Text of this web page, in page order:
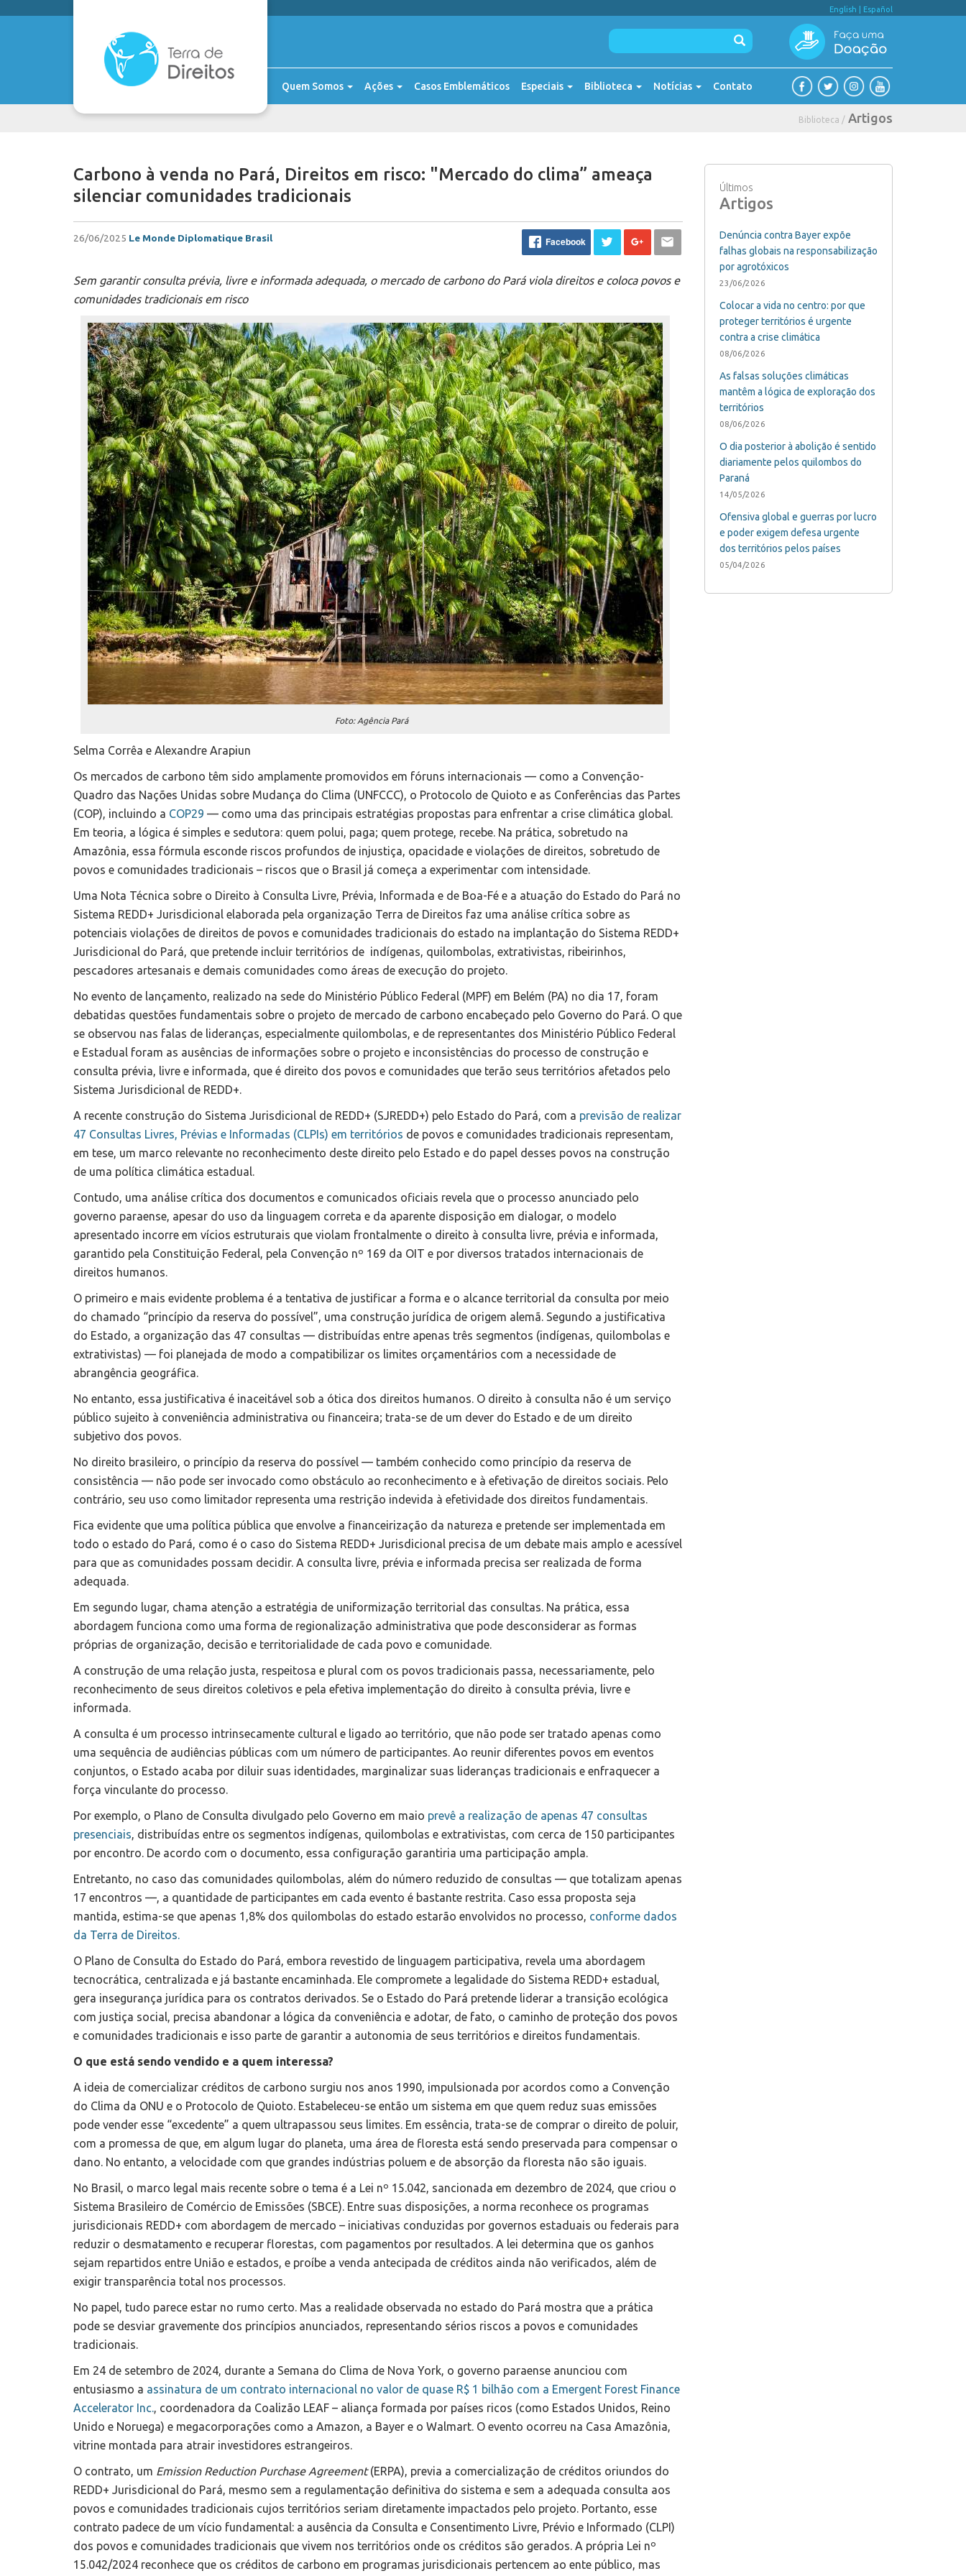
English Español
Quem Somos Ações Casos Emblemáticos Especiais Biblioteca Notícias Contato
Biblioteca / Artigos
Carbono à venda no Pará, Direitos em risco: "Mercado do clima” ameaça
silenciar comunidades tradicionais
26/06/2025 Le Monde Diplomatique Brasil Facebook
Sem garantir consulta prévia, livre e informada adequada, o mercado de carbono do Pará viola direitos e coloca povos e
comunidades tradicionais em risco
Foto: Agência Pará
Selma Corrêa e Alexandre Arapiun
Os mercados de carbono têm sido amplamente promovidos em fóruns internacionais — como a Convenção-
Quadro das Nações Unidas sobre Mudança do Clima (UNFCCC), o Protocolo de Quioto e as Conferências das Partes
(COP), incluindo a COP29 — como uma das principais estratégias propostas para enfrentar a crise climática global.
Em teoria, a lógica é simples e sedutora: quem polui, paga; quem protege, recebe. Na prática, sobretudo na
Amazônia, essa fórmula esconde riscos profundos de injustiça, opacidade e violações de direitos, sobretudo de
povos e comunidades tradicionais – riscos que o Brasil já começa a experimentar com intensidade.
Uma Nota Técnica sobre o Direito à Consulta Livre, Prévia, Informada e de Boa-Fé e a atuação do Estado do Pará no
Sistema REDD+ Jurisdicional elaborada pela organização Terra de Direitos faz uma análise crítica sobre as
potenciais violações de direitos de povos e comunidades tradicionais do estado na implantação do Sistema REDD+
Jurisdicional do Pará, que pretende incluir territórios de indígenas, quilombolas, extrativistas, ribeirinhos,
pescadores artesanais e demais comunidades como áreas de execução do projeto.
No evento de lançamento, realizado na sede do Ministério Público Federal (MPF) em Belém (PA) no dia 17, foram
debatidas questões fundamentais sobre o projeto de mercado de carbono encabeçado pelo Governo do Pará. O que
se observou nas falas de lideranças, especialmente quilombolas, e de representantes dos Ministério Público Federal
e Estadual foram as ausências de informações sobre o projeto e inconsistências do processo de construção e
consulta prévia, livre e informada, que é direito dos povos e comunidades que terão seus territórios afetados pelo
Sistema Jurisdicional de REDD+.
A recente construção do Sistema Jurisdicional de REDD+ (SJREDD+) pelo Estado do Pará, com a previsão de realizar
47 Consultas Livres, Prévias e Informadas (CLPIs) em territórios de povos e comunidades tradicionais representam,
em tese, um marco relevante no reconhecimento deste direito pelo Estado e do papel desses povos na construção
de uma política climática estadual.
Contudo, uma análise crítica dos documentos e comunicados oficiais revela que o processo anunciado pelo
governo paraense, apesar do uso da linguagem correta e da aparente disposição em dialogar, o modelo
apresentado incorre em vícios estruturais que violam frontalmente o direito à consulta livre, prévia e informada,
garantido pela Constituição Federal, pela Convenção nº 169 da OIT e por diversos tratados internacionais de
direitos humanos.
O primeiro e mais evidente problema é a tentativa de justificar a forma e o alcance territorial da consulta por meio
do chamado “princípio da reserva do possível”, uma construção jurídica de origem alemã. Segundo a justificativa
do Estado, a organização das 47 consultas — distribuídas entre apenas três segmentos (indígenas, quilombolas e
extrativistas) — foi planejada de modo a compatibilizar os limites orçamentários com a necessidade de
abrangência geográfica.
No entanto, essa justificativa é inaceitável sob a ótica dos direitos humanos. O direito à consulta não é um serviço
público sujeito à conveniência administrativa ou financeira; trata-se de um dever do Estado e de um direito
subjetivo dos povos.
No direito brasileiro, o princípio da reserva do possível — também conhecido como princípio da reserva de
consistência — não pode ser invocado como obstáculo ao reconhecimento e à efetivação de direitos sociais. Pelo
contrário, seu uso como limitador representa uma restrição indevida à efetividade dos direitos fundamentais.
Fica evidente que uma política pública que envolve a financeirização da natureza e pretende ser implementada em
todo o estado do Pará, como é o caso do Sistema REDD+ Jurisdicional precisa de um debate mais amplo e acessível
para que as comunidades possam decidir. A consulta livre, prévia e informada precisa ser realizada de forma
adequada.
Em segundo lugar, chama atenção a estratégia de uniformização territorial das consultas. Na prática, essa
abordagem funciona como uma forma de regionalização administrativa que pode desconsiderar as formas
próprias de organização, decisão e territorialidade de cada povo e comunidade.
A construção de uma relação justa, respeitosa e plural com os povos tradicionais passa, necessariamente, pelo
reconhecimento de seus direitos coletivos e pela efetiva implementação do direito à consulta prévia, livre e
informada.
A consulta é um processo intrinsecamente cultural e ligado ao território, que não pode ser tratado apenas como
uma sequência de audiências públicas com um número de participantes. Ao reunir diferentes povos em eventos
conjuntos, o Estado acaba por diluir suas identidades, marginalizar suas lideranças tradicionais e enfraquecer a
força vinculante do processo.
Por exemplo, o Plano de Consulta divulgado pelo Governo em maio prevê a realização de apenas 47 consultas
presenciais, distribuídas entre os segmentos indígenas, quilombolas e extrativistas, com cerca de 150 participantes
por encontro. De acordo com o documento, essa configuração garantiria uma participação ampla.
Entretanto, no caso das comunidades quilombolas, além do número reduzido de consultas — que totalizam apenas
17 encontros —, a quantidade de participantes em cada evento é bastante restrita. Caso essa proposta seja
mantida, estima-se que apenas 1,8% dos quilombolas do estado estarão envolvidos no processo, conforme dados
da Terra de Direitos.
O Plano de Consulta do Estado do Pará, embora revestido de linguagem participativa, revela uma abordagem
tecnocrática, centralizada e já bastante encaminhada. Ele compromete a legalidade do Sistema REDD+ estadual,
gera insegurança jurídica para os contratos derivados. Se o Estado do Pará pretende liderar a transição ecológica
com justiça social, precisa abandonar a lógica da conveniência e adotar, de fato, o caminho de proteção dos povos
e comunidades tradicionais e isso parte de garantir a autonomia de seus territórios e direitos fundamentais.
O que está sendo vendido e a quem interessa?
A ideia de comercializar créditos de carbono surgiu nos anos 1990, impulsionada por acordos como a Convenção
do Clima da ONU e o Protocolo de Quioto. Estabeleceu-se então um sistema em que quem reduz suas emissões
pode vender esse “excedente” a quem ultrapassou seus limites. Em essência, trata-se de comprar o direito de poluir,
com a promessa de que, em algum lugar do planeta, uma área de floresta está sendo preservada para compensar o
dano. No entanto, a velocidade com que grandes indústrias poluem e de absorção da floresta não são iguais.
No Brasil, o marco legal mais recente sobre o tema é a Lei nº 15.042, sancionada em dezembro de 2024, que criou o
Sistema Brasileiro de Comércio de Emissões (SBCE). Entre suas disposições, a norma reconhece os programas
jurisdicionais REDD+ com abordagem de mercado – iniciativas conduzidas por governos estaduais ou federais para
reduzir o desmatamento e recuperar florestas, com pagamentos por resultados. A lei determina que os ganhos
sejam repartidos entre União e estados, e proíbe a venda antecipada de créditos ainda não verificados, além de
exigir transparência total nos processos.
No papel, tudo parece estar no rumo certo. Mas a realidade observada no estado do Pará mostra que a prática
pode se desviar gravemente dos princípios anunciados, representando sérios riscos a povos e comunidades
tradicionais.
Em 24 de setembro de 2024, durante a Semana do Clima de Nova York, o governo paraense anunciou com
entusiasmo a assinatura de um contrato internacional no valor de quase R$ 1 bilhão com a Emergent Forest Finance
Accelerator Inc., coordenadora da Coalizão LEAF – aliança formada por países ricos (como Estados Unidos, Reino
Unido e Noruega) e megacorporações como a Amazon, a Bayer e o Walmart. O evento ocorreu na Casa Amazônia,
vitrine montada para atrair investidores estrangeiros.
O contrato, um Emission Reduction Purchase Agreement(ERPA), previa a comercialização de créditos oriundos do
REDD+ Jurisdicional do Pará, mesmo sem a regulamentação definitiva do sistema e sem a adequada consulta aos
povos e comunidades tradicionais cujos territórios seriam diretamente impactados pelo projeto. Portanto, esse
contrato padece de um vício fundamental: a ausência da Consulta e Consentimento Livre, Prévio e Informado (CLPI)
dos povos e comunidades tradicionais que vivem nos territórios onde os créditos são gerados. A própria Lei nº
15.042/2024 reconhece que os créditos de carbono em programas jurisdicionais pertencem ao ente público, mas
Últimos
Artigos
Denúncia contra Bayer expõe
falhas globais na responsabilização
por agrotóxicos
23/06/2026
Colocar a vida no centro: por que
proteger territórios é urgente
contra a crise climática
08/06/2026
As falsas soluções climáticas
mantêm a lógica de exploração dos
territórios
08/06/2026
O dia posterior à abolição é sentido
diariamente pelos quilombos do
Paraná
14/05/2026
Ofensiva global e guerras por lucro
e poder exigem defesa urgente
dos territórios pelos países
05/04/2026